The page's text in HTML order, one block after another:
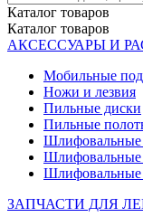
Каталог товаров
Каталог товаров
АКСЕССУАРЫ И
Мобильные
Ножи и лезвия
Пильные диски
Пильные
Шлифовальные
Шлифовальные
Шлифовальные
ЗАПЧАСТИ ДЛЯ